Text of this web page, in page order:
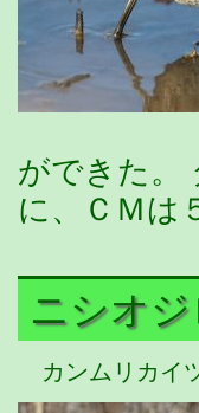
ができた。
に、ＣＭは
ニシオ
カンムリカイ